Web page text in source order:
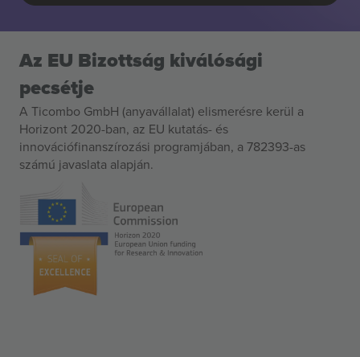
Az EU Bizottság kiválósági
pecsétje
A Ticombo GmbH (anyavállalat) elismerésre kerül a
Horizont 2020-ban, az EU kutatás- és
innovációfinanszírozási programjában, a 782393-as
számú javaslata alapján.